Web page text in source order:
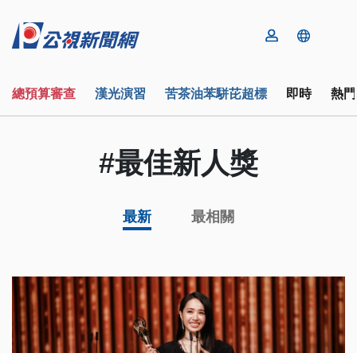
總預算審查 漢光演習 苦茶油苯駢芘超標 即時 熱
#最佳新人獎
最新 最相關